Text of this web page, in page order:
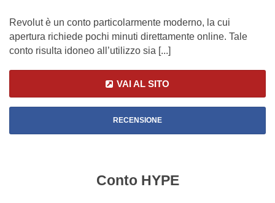
Revolut è un conto particolarmente moderno, la cui
apertura richiede pochi minuti direttamente online. Tale
conto risulta idoneo all’utilizzo sia [...]
VAI AL SITO
RECENSIONE
Conto HYPE